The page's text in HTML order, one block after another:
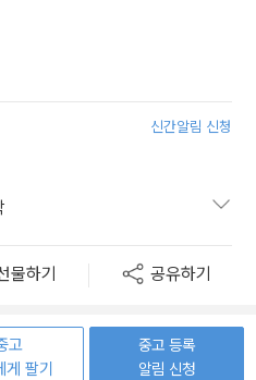
신간알림 신청
물하기 공유하기
고
게 팔기
중고 등록
알림 신청